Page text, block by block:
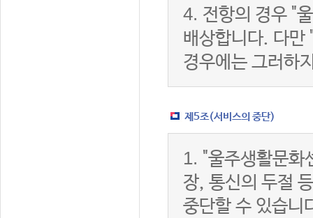
4. 전항의 경우 "
배상합니다. 다만
경우에는 그러하
제5조(서비스의 중단)
1. "울주생활문화
장, 통신의 두절
중단할 수 있습니